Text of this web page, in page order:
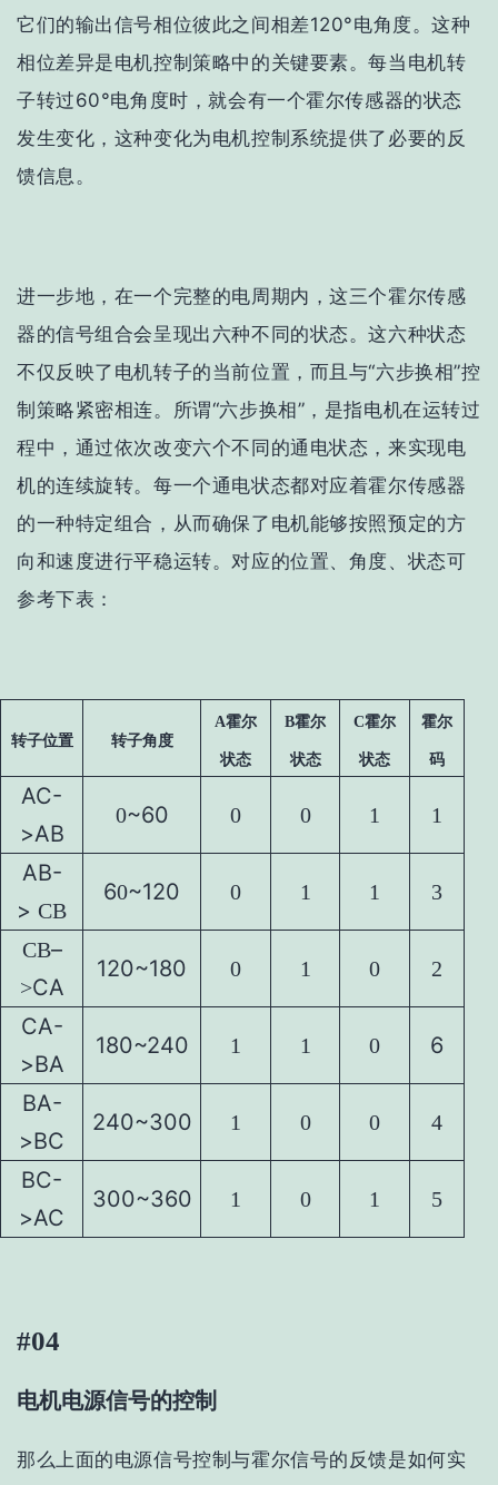
它们的输出信号相位彼此之间相差120°电角度。这种
相位差异是电机控制策略中的关键要素。每当电机转
子转过60°电角度时，就会有一个霍尔传感器的状态
发生变化，这种变化为电机控制系统提供了必要的反
馈信息。
进一步地，在一个完整的电周期内，这三个霍尔传感
器的信号组合会呈现出六种不同的状态。这六种状态
不仅反映了电机转子的当前位置，而且与“六步换相”控
制策略紧密相连。所谓“六步换相”，是指电机在运转过
程中，通过依次改变六个不同的通电状态，来实现电
机的连续旋转。每一个通电状态都对应着霍尔传感器
的一种特定组合，从而确保了电机能够按照预定的方
向和速度进行平稳运转。对应的位置、角度、状态可
参考下表：
转子位置 转子角度
A霍尔
状态
B霍尔
状态
C霍尔
状态
霍尔
码
AC-
>AB
0~60 0 0 1 1
AB-
> CB
60~120 0 1 1 3
CB–
>CA
120~180 0 1 0 2
CA-
>BA
180~240 1 1 0 6
BA-
>BC
240~300 1 0 0 4
BC-
>AC
300~360 1 0 1 5
#04
电机电源信号的控制
那么上面的电源信号控制与霍尔信号的反馈是如何实